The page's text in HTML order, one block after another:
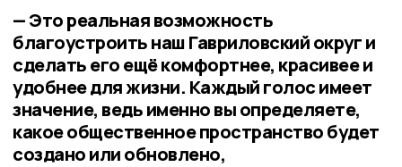
— Это реальная возможность
благоустроить наш Гавриловский округ и
сделать его ещё комфортнее, красивее и
удобнее для жизни. Каждый голос имеет
значение, ведь именно вы определяете,
какое общественное пространство будет
создано или обновлено,